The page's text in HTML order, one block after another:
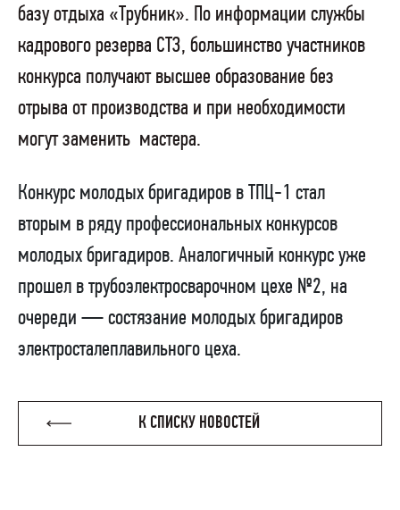
базу отдыха «Трубник». По информации службы
кадрового резерва СТЗ, большинство участников
конкурса получают высшее образование без
отрыва от производства и при необходимости
могут заменить мастера.
Конкурс молодых бригадиров в ТПЦ-1 стал
вторым в ряду профессиональных конкурсов
молодых бригадиров. Аналогичный конкурс уже
прошел в трубоэлектросварочном цехе №2, на
очереди — состязание молодых бригадиров
электросталеплавильного цеха.
К СПИСКУ НОВОСТЕЙ